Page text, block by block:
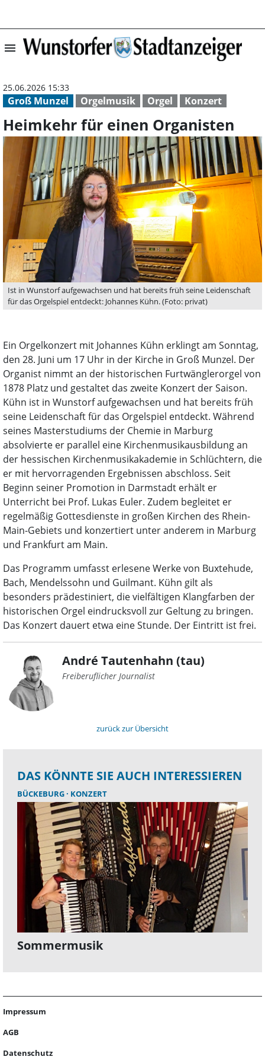
menu Heimkehr für
Groß Munzel Orgelmusik Orgel Konzert
25.06.2026 15:33
Heimkehr für einen Organisten
Ist in Wunstorf aufgewachsen und hat bereits früh seine Leidenschaft
für das Orgelspiel entdeckt: Johannes Kühn. (Foto: privat)
Ein Orgelkonzert mit Johannes Kühn erklingt am Sonntag,
den 28. Juni um 17 Uhr in der Kirche in Groß Munzel. Der
Organist nimmt an der historischen Furtwänglerorgel von
1878 Platz und gestaltet das zweite Konzert der Saison.
Kühn ist in Wunstorf aufgewachsen und hat bereits früh
seine Leidenschaft für das Orgelspiel entdeckt. Während
seines Masterstudiums der Chemie in Marburg
absolvierte er parallel eine Kirchenmusikausbildung an
der hessischen Kirchenmusikakademie in Schlüchtern, die
er mit hervorragenden Ergebnissen abschloss. Seit
Beginn seiner Promotion in Darmstadt erhält er
Unterricht bei Prof. Lukas Euler. Zudem begleitet er
regelmäßig Gottesdienste in großen Kirchen des Rhein-
Main-Gebiets und konzertiert unter anderem in Marburg
und Frankfurt am Main.
Das Programm umfasst erlesene Werke von Buxtehude,
Bach, Mendelssohn und Guilmant. Kühn gilt als
besonders prädestiniert, die vielfältigen Klangfarben der
historischen Orgel eindrucksvoll zur Geltung zu bringen.
Das Konzert dauert etwa eine Stunde. Der Eintritt ist frei.
André Tautenhahn (tau)
Freiberuflicher Journalist
zurück zur Übersicht
DAS KÖNNTE SIE AUCH INTERESSIEREN
BÜCKEBURG KONZERT
Sommermusik
Impressum
AGB
Datenschutz